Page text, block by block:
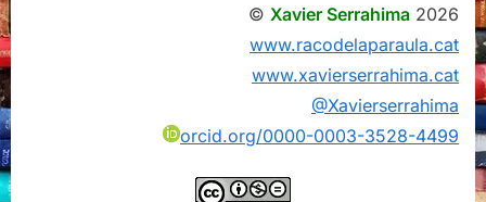
© Xavier Serrahima 2026
www.racodelaparaula.cat
www.xavierserrahima.cat
@Xavierserrahima
orcid.org/0000-0003-3528-4499